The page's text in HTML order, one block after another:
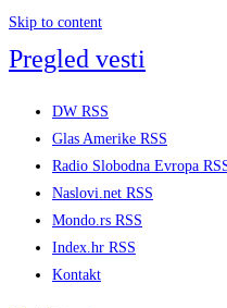
Skip to content
Pregled vesti
DW RSS
Glas Amerike RSS
Radio Slobodna Evropa
Naslovi.net RSS
Mondo.rs RSS
Index.hr RSS
Kontakt